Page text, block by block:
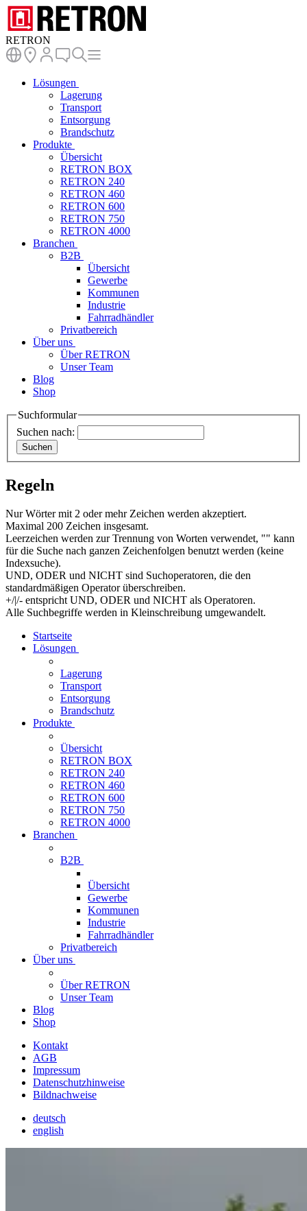
RETRON
Lösungen
Lagerung
Transport
Entsorgung
Brandschutz
Produkte
Übersicht
RETRON BOX
RETRON 240
RETRON 460
RETRON 600
RETRON 750
RETRON 4000
Branchen
B2B
Übersicht
Gewerbe
Kommunen
Industrie
Fahrradhändler
Privatbereich
Über uns
Über RETRON
Unser Team
Blog
Shop
Suchformular
Suchen nach:
Regeln
Nur Wörter mit 2 oder mehr Zeichen werden akzeptiert.
Maximal 200 Zeichen insgesamt.
Leerzeichen werden zur Trennung von Worten verwendet, "" kann
für die Suche nach ganzen Zeichenfolgen benutzt werden (keine
Indexsuche).
UND, ODER und NICHT sind Suchoperatoren, die den
standardmäßigen Operator überschreiben.
+/|/- entspricht UND, ODER und NICHT als Operatoren.
Alle Suchbegriffe werden in Kleinschreibung umgewandelt.
Startseite
Lösungen
Lagerung
Transport
Entsorgung
Brandschutz
Produkte
Übersicht
RETRON BOX
RETRON 240
RETRON 460
RETRON 600
RETRON 750
RETRON 4000
Branchen
B2B
Übersicht
Gewerbe
Kommunen
Industrie
Fahrradhändler
Privatbereich
Über uns
Über RETRON
Unser Team
Blog
Shop
Kontakt
AGB
Impressum
Datenschutzhinweise
Bildnachweise
deutsch
english